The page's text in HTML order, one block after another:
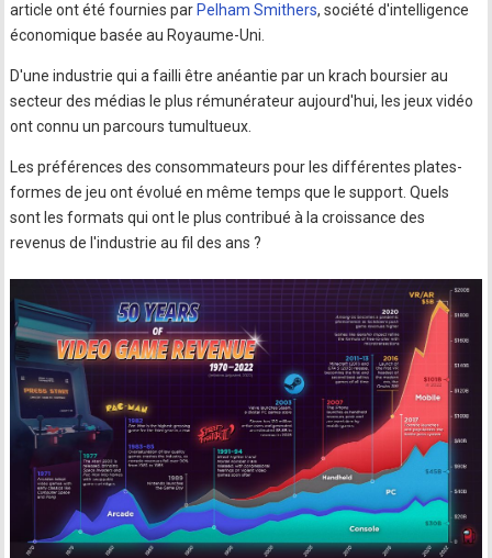
article ont été fournies par Pelham Smithers, société d'intelligence
économique basée au Royaume-Uni.
D'une industrie qui a failli être anéantie par un krach boursier au
secteur des médias le plus rémunérateur aujourd'hui, les jeux vidéo
ont connu un parcours tumultueux.
Les préférences des consommateurs pour les différentes plates-
formes de jeu ont évolué en même temps que le support. Quels
sont les formats qui ont le plus contribué à la croissance des
revenus de l'industrie au fil des ans ?